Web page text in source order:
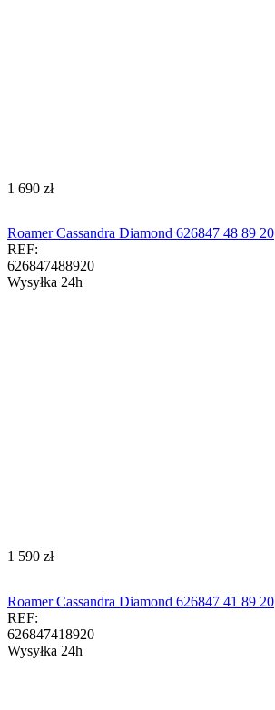
‍1 690‍ zł
Roamer Cassandra Diamond 626847 48 89 20
REF:
626847488920
Wysyłka 24h
‍1 590‍ zł
Roamer Cassandra Diamond 626847 41 89 20
REF:
626847418920
Wysyłka 24h